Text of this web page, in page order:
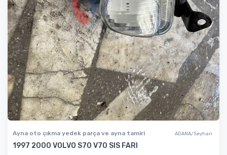
Ayna oto çıkma yedek parça ve ayna tamiri ADANA/Seyhan
1997 2000 VOLVO S70 V70 SIS FARI